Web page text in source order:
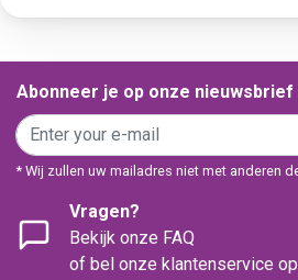
Abonneer je op onze nieuwsbrief
* Wij zullen uw mailadres niet met anderen
Vragen?
Bekijk onze FAQ
of bel onze klantenservice op